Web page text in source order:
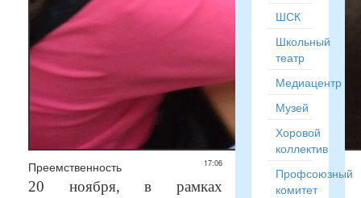
17:06
Преемственность
20 ноября, в рамках
ШСК
Школьный
театр
Медиацентр
Музей
Хоровой
коллектив
Профсоюзный
комитет